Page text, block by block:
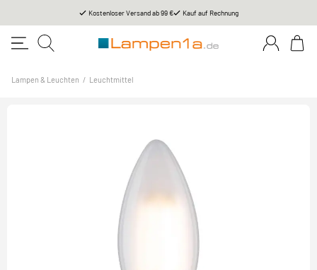
Kostenloser Versand ab 99 € Kauf auf Rechnung
Lampen & Leuchten / Leuchtmittel